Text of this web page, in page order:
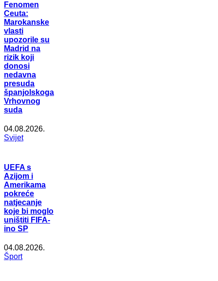
Fenomen
Ceuta:
Marokanske
vlasti
upozorile su
Madrid na
rizik koji
donosi
nedavna
presuda
španjolskoga
Vrhovnog
suda
04.08.2026.
Svijet
UEFA s
Azijom i
Amerikama
pokreće
natjecanje
koje bi moglo
uništiti FIFA-
ino SP
04.08.2026.
Šport